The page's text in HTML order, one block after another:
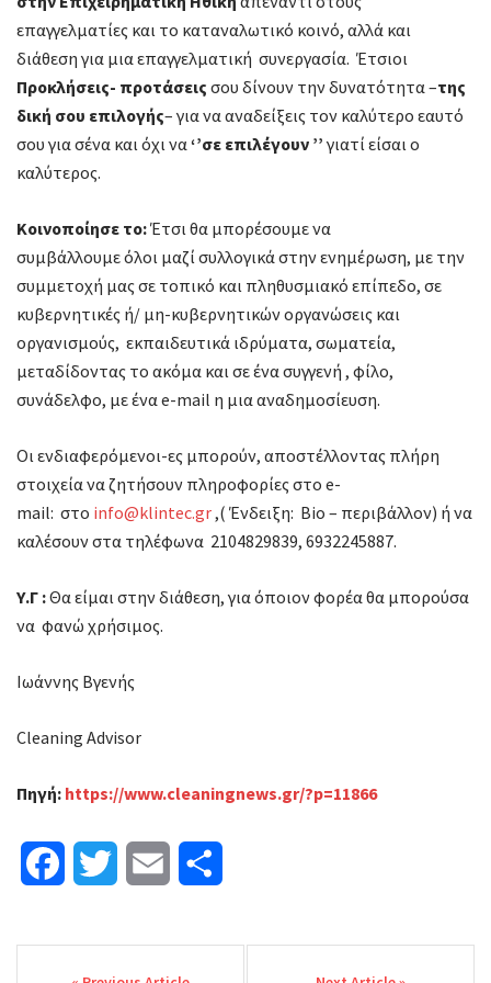
επαγγελματίες και το καταναλωτικό κοινό, αλλά και
διάθεση για μια επαγγελματική συνεργασία. Έτσιοι
Προκλήσεις- προτάσεις σου δίνουν την δυνατότητα –της
δική σου επιλογής– για να αναδείξεις τον καλύτερο εαυτό
σου για σένα και όχι να ‘’σε επιλέγουν ’’γιατί είσαι ο
καλύτερος.
Κοινοποίησε το:Έτσι θα μπορέσουμε να
συμβάλλουμε όλοι μαζί συλλογικά στην ενημέρωση, με την
συμμετοχή μας σε τοπικό και πληθυσμιακό επίπεδο, σε
κυβερνητικές ή/ μη-κυβερνητικών οργανώσεις και
οργανισμούς, εκπαιδευτικά ιδρύματα, σωματεία,
μεταδίδοντας το ακόμα και σε ένα συγγενή , φίλο,
συνάδελφο, με ένα e-mail η μια αναδημοσίευση.
Οι ενδιαφερόμενοι-ες μπορούν, αποστέλλοντας πλήρη
στοιχεία να ζητήσουν πληροφορίες στο e-
mail: στο info@klintec.gr,( Ένδειξη: Bio – περιβάλλον) ή να
καλέσουν στα τηλέφωνα 2104829839, 6932245887.
Υ.Γ :Θα είμαι στην διάθεση, για όποιον φορέα θα μπορούσα
να φανώ χρήσιμος.
Ιωάννης Βγενής
Cleaning Advisor
Πηγή: https://www.cleaningnews.gr/?p=11866
c
i
a
ι